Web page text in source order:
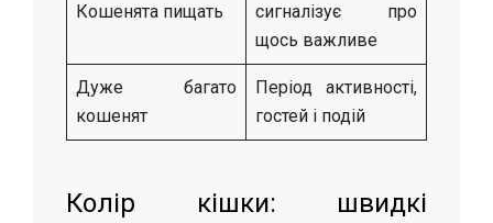
Кошенята пищать
сигналізує про
щось важливе
Дуже багато
кошенят
Період активності,
гостей і подій
Колір кішки: швидкі